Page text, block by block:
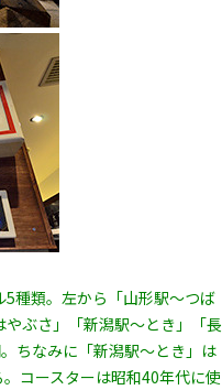
種類。左から「山形駅～つば
ぶさ」「新潟駅～とき」「長
ちなみに「新潟駅～とき」は
コースターは昭和40年代に使